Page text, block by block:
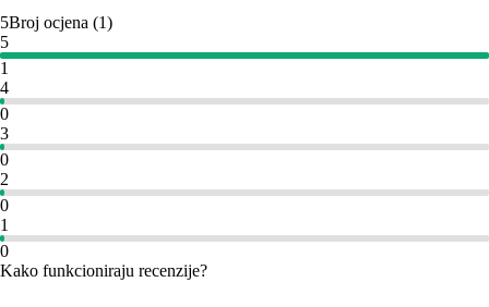
5Broj ocjena (1)
5
1
4
0
3
0
2
0
1
0
Kako funkcioniraju recenzije?